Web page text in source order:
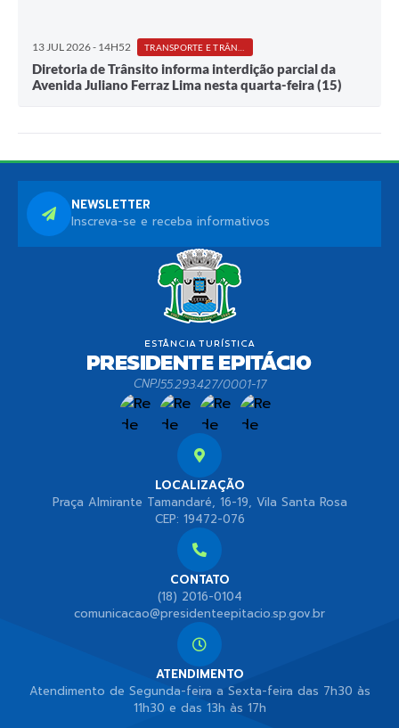
13 JUL 2026 - 14H52
Diretoria de Trânsito informa interdição parcial da
Avenida Juliano Ferraz Lima nesta quarta-feira (15)
LOCALIZAÇÃO
Praça Almirante Tamandaré, 16-19, Vila Santa Rosa
CEP: 19472-076
CONTATO
(18) 2016-0104
comunicacao@presidenteepitacio.sp.gov.br
ATENDIMENTO
Atendimento de Segunda-feira a Sexta-feira das 7h30 às
11h30 e das 13h às 17h
CNPJ55.293.427/0001-17
NEWSLETTER
Inscreva-se e receba informativos